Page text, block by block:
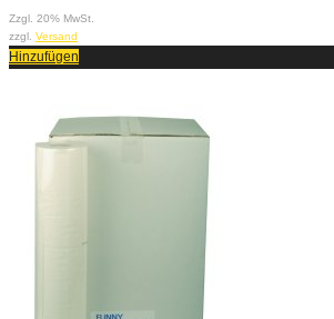
Zzgl. 20% MwSt.
zzgl. Versand
Hinzufügen